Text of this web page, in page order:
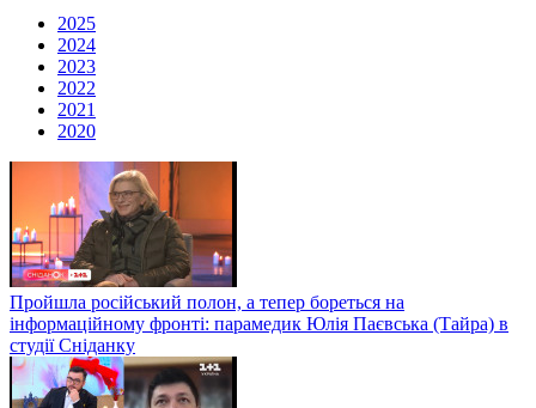
2025
2024
2023
2022
2021
2020
Пройшла російський полон, а тепер бореться на
інформаційному фронті: парамедик Юлія Паєвська (Тайра) в
студії Сніданку